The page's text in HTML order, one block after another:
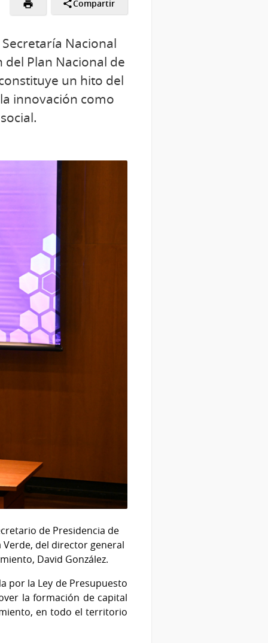
Compartir
Nacional
del Plan Nacional de
un hito del
innovación como
de Presidencia de
Verde, del director general
David González.
por la Ley de Presupuesto
la formación de capital
en todo el territorio